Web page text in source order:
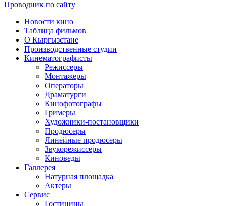
Проводник по сайту
Новости кино
Таблица фильмов
О Кыргызстане
Производственные студии
Кинематографисты
Режиссеры
Монтажеры
Операторы
Драматурги
Кинофотографы
Гримеры
Художники-постановщики
Продюсеры
Линейные продюсеры
Звукорежиссеры
Киноведы
Галлерея
Натурная площадка
Актеры
Сервис
Гостиницы